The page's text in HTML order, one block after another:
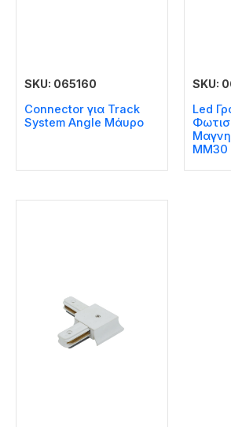
SKU: 065160
Connector για Track
System Angle Μάυρο
SKU:
Led
MM30